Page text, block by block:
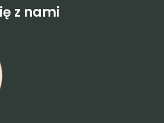
z nami